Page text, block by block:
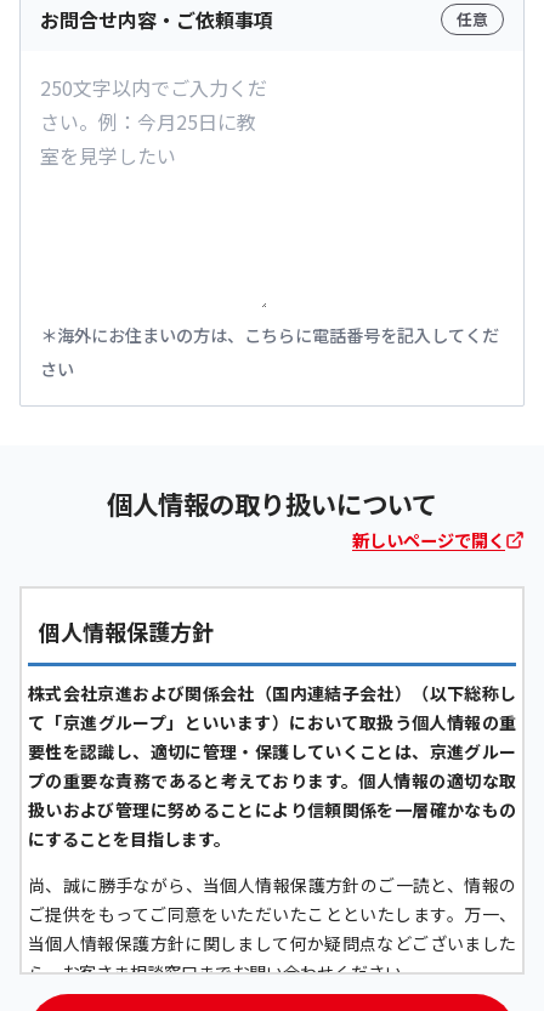
お問合せ内容・ご依頼事項 任意
海外にお住まいの方は、こちらに電話番号を記入してくだ
さい
個人情報の取り扱いについて
新しいページで開く
個人情報保護方針
株式会社京進および関係会社（国内連結子会社）（以下総称し
て「京進グループ」といいます）において取扱う個人情報の重
要性を認識し、適切に管理・保護していくことは、京進グルー
プの重要な責務であると考えております。個人情報の適切な取
扱いおよび管理に努めることにより信頼関係を一層確かなもの
にすることを目指します。
尚、誠に勝手ながら、当個人情報保護方針のご一読と、情報の
ご提供をもってご同意をいただいたことといたします。万一、
当個人情報保護方針に関しまして何か疑問点などございました
ら、お客さま相談窓口までお問い合わせください。